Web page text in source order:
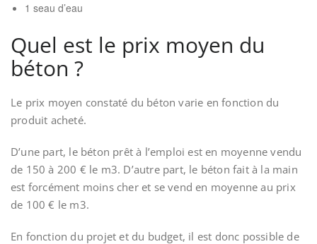
1 seau d’eau
Quel est le prix moyen du
béton ?
Le prix moyen constaté du béton varie en fonction du
produit acheté.
D’une part, le béton prêt à l’emploi est en moyenne vendu
de 150 à 200 € le m3. D’autre part, le béton fait à la main
est forcément moins cher et se vend en moyenne au prix
de 100 € le m3.
En fonction du projet et du budget, il est donc possible de